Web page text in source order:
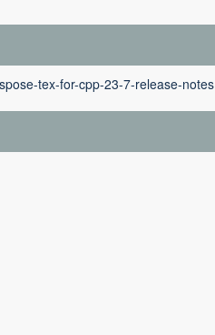
tex-for-cpp-23-7-release-notes